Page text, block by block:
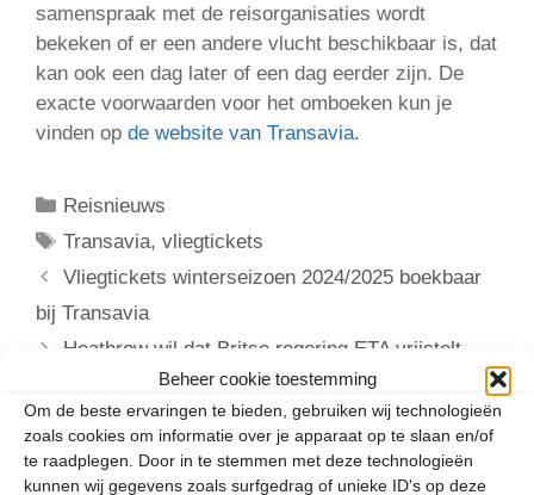
Beheer cookie toestemming
Om de beste ervaringen te bieden, gebruiken wij technologieën
zoals cookies om informatie over je apparaat op te slaan en/of
te raadplegen. Door in te stemmen met deze technologieën
kunnen wij gegevens zoals surfgedrag of unieke ID's op deze
samenspraak met de reisorganisaties wordt
bekeken of er een andere vlucht beschikbaar is, dat
kan ook een dag later of een dag eerder zijn. De
exacte voorwaarden voor het omboeken kun je
vinden op de website van Transavia.
Categorieën
Reisnieuws
Tags
Transavia,vliegtickets
Vliegtickets winterseizoen 2024/2025 boekbaar
bij Transavia
Heathrow wil dat Britse regering ETA vrijstelt
voor transitpassagiers